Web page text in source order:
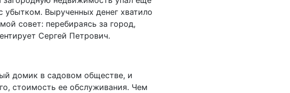
Вырученных денег хватило
совет: перебираясь за город,
Сергей Петрович.
домик в садовом обществе, и
стоимость ее обслуживания. Чем